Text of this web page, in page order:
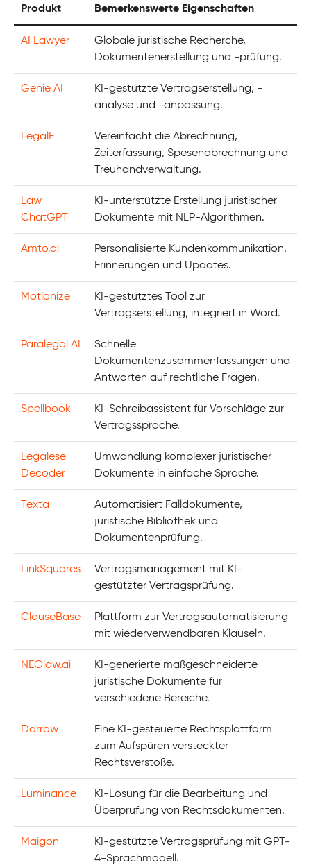
Produkt Bemerkenswerte Eigenschaften
AI Lawyer
Globale juristische Recherche,
Dokumentenerstellung und -prüfung.
Genie AI
KI-gestützte Vertragserstellung, -
analyse und -anpassung.
LegalE
Vereinfacht die Abrechnung,
Zeiterfassung, Spesenabrechnung und
Treuhandverwaltung.
Law
ChatGPT
KI-unterstützte Erstellung juristischer
Dokumente mit NLP-Algorithmen.
Amto.ai
Personalisierte Kundenkommunikation,
Erinnerungen und Updates.
Motionize
KI-gestütztes Tool zur
Vertragserstellung, integriert in Word.
Paralegal AI
Schnelle
Dokumentenzusammenfassungen und
Antworten auf rechtliche Fragen.
Spellbook
KI-Schreibassistent für Vorschläge zur
Vertragssprache.
Legalese
Decoder
Umwandlung komplexer juristischer
Dokumente in einfache Sprache.
Texta
Automatisiert Falldokumente,
juristische Bibliothek und
Dokumentenprüfung.
LinkSquares
Vertragsmanagement mit KI-
gestützter Vertragsprüfung.
ClauseBase
Plattform zur Vertragsautomatisierung
mit wiederverwendbaren Klauseln.
NEOlaw.ai
KI-generierte maßgeschneiderte
juristische Dokumente für
verschiedene Bereiche.
Darrow
Eine KI-gesteuerte Rechtsplattform
zum Aufspüren versteckter
Rechtsverstöße.
Luminance
KI-Lösung für die Bearbeitung und
Überprüfung von Rechtsdokumenten.
Maigon
KI-gestützte Vertragsprüfung mit GPT-
4-Sprachmodell.